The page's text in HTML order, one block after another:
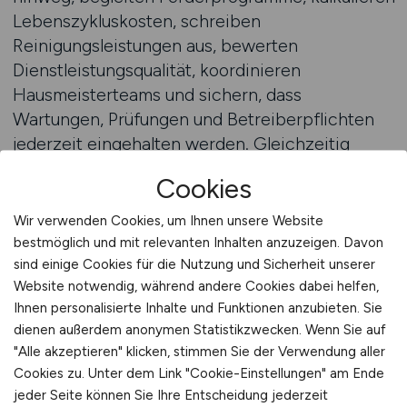
Lebenszykluskosten, schreiben
Reinigungsleistungen aus, bewerten
Dienstleistungsqualität, koordinieren
Hausmeisterteams und sichern, dass
Wartungen, Prüfungen und Betreiberpflichten
jederzeit eingehalten werden. Gleichzeitig
die Sicherheit der Gebäude: Brandschutz,
Barrierefreiheit, Raumklima, Hygiene,
Zugänglichkeit – alles muss funktionieren,
sicher und bedarfsgerecht. Besonders
anspruchsvoll ist dabei die Verbindung von
Recht, Technik und Alltagstauglichkeit: Eine
Vorschrift umzusetzen reicht nicht – sie muss
auch in der Praxis halten. Und nicht zuletzt geht
es um Nachhaltigkeit: Wie kann die Kommune
Cookies
Wir verwenden Cookies, um Ihnen unsere Website
bestmöglich und mit relevanten Inhalten anzuzeigen. Davon
sind einige Cookies für die Nutzung und Sicherheit unserer
Website notwendig, während andere Cookies dabei helfen,
Ihnen personalisierte Inhalte und Funktionen anzubieten. Sie
dienen außerdem anonymen Statistikzwecken. Wenn Sie auf
"Alle akzeptieren" klicken, stimmen Sie der Verwendung aller
Cookies zu. Unter dem Link "Cookie-Einstellungen" am Ende
jeder Seite können Sie Ihre Entscheidung jederzeit